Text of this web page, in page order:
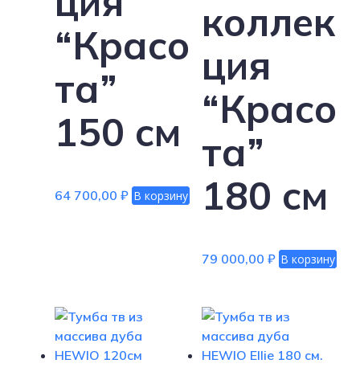
“Красо
та”
150 см
64 700,00 ₽ В корзину
коллек
ция
“Красо
та”
180 см
79 000,00₽ В корзину